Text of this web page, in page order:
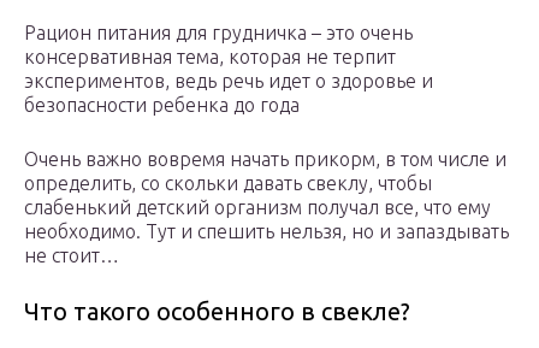
Рацион питания для грудничка – это очень
консервативная тема, которая не терпит
экспериментов, ведь речь идет о здоровье и
безопасности ребенка до года
Очень важно вовремя начать прикорм, в том числе и
определить, со скольки давать свеклу, чтобы
слабенький детский организм получал все, что ему
необходимо. Тут и спешить нельзя, но и запаздывать
не стоит…
Что такого особенного в свекле?